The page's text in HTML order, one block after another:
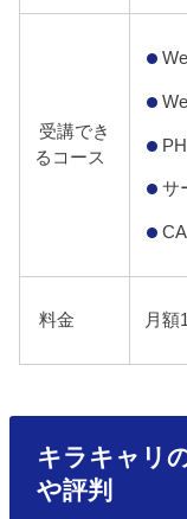
受講でき
るコース
サ
料金 月額
キラキャリ
や評判